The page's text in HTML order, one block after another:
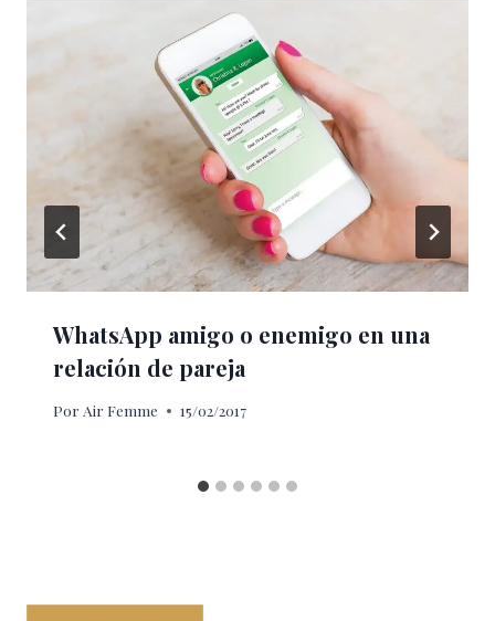
WhatsApp amigo o enemigo en una
relación de pareja
Por Air Femme 15/02/2017